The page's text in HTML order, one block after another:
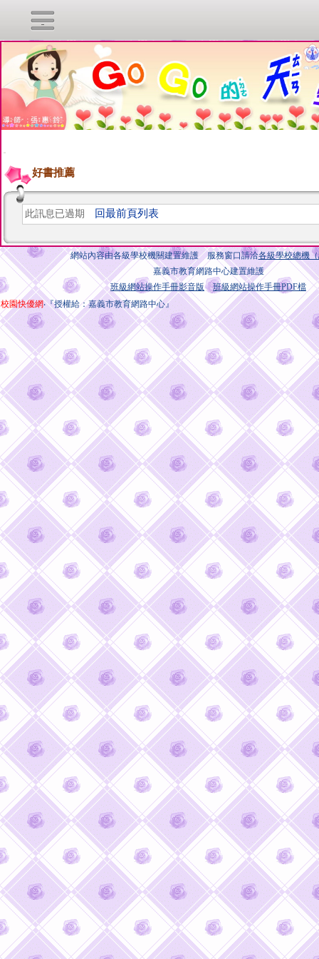
s
:::
好書推薦
此訊息已過期 回最前頁列表
網站內容由各級學校機關建置維護 服務窗口請洽各級學校總機
嘉義市教育網路中心建置維護
班級網站操作手冊影音版
班級網站操作手冊PDF檔
校園快優網‧『授權給：嘉義市教育網路中心』